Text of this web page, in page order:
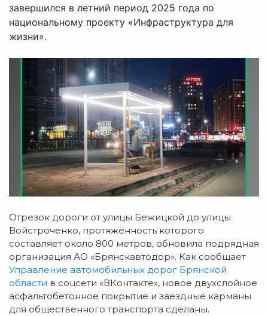
завершился в летний период 2025 года по
национальному проекту «Инфраструктура для
жизни».
Отрезок дороги от улицы Бежицкой до улицы
Войстроченко, протяжённость которого
составляет около 800 метров, обновила подрядная
организация АО «Брянскавтодор». Как сообщает
Управление автомобильных дорог Брянской
области в соцсети «ВКонтакте», новое двухслойное
асфальтобетонное покрытие и заездные карманы
для общественного транспорта сделаны.